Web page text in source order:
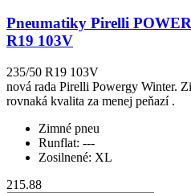
Pneumatiky Pirelli
R19 103V
235/50 R19 103V
nová rada Pirelli Powergy Winter.
rovnaká kvalita za menej peňazí .
Zimné pneu
Runflat: ---
Zosilnené: XL
215.88